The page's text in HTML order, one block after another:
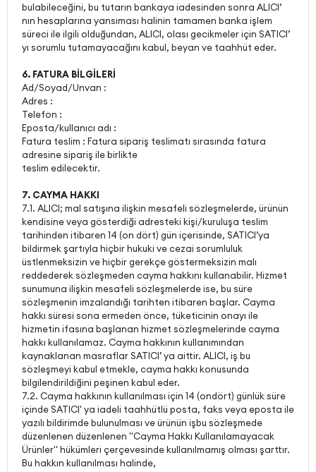
bulabileceğini, bu tutarın bankaya iadesinden sonra ALICI’
nın hesaplarına yansıması halinin tamamen banka işlem
süreci ile ilgili olduğundan, ALICI, olası gecikmeler için SATICI’
yı sorumlu tutamayacağını kabul, beyan ve taahhüt eder.
6. FATURA BİLGİLERİ
Ad/Soyad/Unvan :
Adres :
Telefon :
Eposta/kullanıcı adı :
Fatura teslim : Fatura sipariş teslimatı sırasında fatura
adresine sipariş ile birlikte
teslim edilecektir.
7. CAYMA HAKKI
7.1. ALICI; mal satışına ilişkin mesafeli sözleşmelerde, ürünün
kendisine veya gösterdiği adresteki kişi/kuruluşa teslim
tarihinden itibaren 14 (on dört) gün içerisinde, SATICI’ya
bildirmek şartıyla hiçbir hukuki ve cezai sorumluluk
üstlenmeksizin ve hiçbir gerekçe göstermeksizin malı
reddederek sözleşmeden cayma hakkını kullanabilir. Hizmet
sunumuna ilişkin mesafeli sözleşmelerde ise, bu süre
sözleşmenin imzalandığı tarihten itibaren başlar. Cayma
hakkı süresi sona ermeden önce, tüketicinin onayı ile
hizmetin ifasına başlanan hizmet sözleşmelerinde cayma
hakkı kullanılamaz. Cayma hakkının kullanımından
kaynaklanan masraflar SATICI’ ya aittir. ALICI, iş bu
sözleşmeyi kabul etmekle, cayma hakkı konusunda
bilgilendirildiğini peşinen kabul eder.
7.2. Cayma hakkının kullanılması için 14 (ondört) günlük süre
içinde SATICI' ya iadeli taahhütlü posta, faks veya eposta ile
yazılı bildirimde bulunulması ve ürünün işbu sözleşmede
düzenlenen düzenlenen "Cayma Hakkı Kullanılamayacak
Ürünler" hükümleri çerçevesinde kullanılmamış olması şarttır.
Bu hakkın kullanılması halinde,